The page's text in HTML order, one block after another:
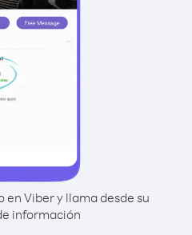
Viber y llama desde su
información